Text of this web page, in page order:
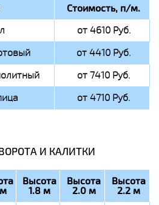
Стоимость, п/м.
от 4610 Руб.
от 4410 Руб.
от 7410 Руб.
от 4710 Руб.
И КАЛИТКИ
Высота
1.8 м
Высота
2.0 м
Высота
2.2 м